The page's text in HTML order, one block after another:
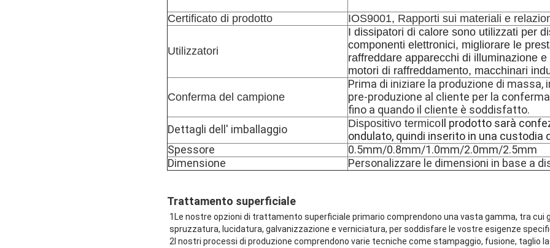
Certificato di prodotto IOS9001, Rapporti sui materiali e
Utilizzatori
I dissipatori di calore sono utilizzati per
componenti elettronici, migliorare le
raffreddare apparecchi di illuminazione
motori di raffreddamento, macchinari
Conferma del campione
Prima di iniziare la produzione di massa,
pre-produzione al cliente per la
fino a quando il cliente è soddisfatto.
Dettagli dell' imballaggio
Dispositivo termicoIl prodotto sarà
ondulato, quindi inserito in una custodia
Spessore
0.5mm/0.8mm/1.0mm/2.0mm/2.5mm
Dimensione
Personalizzare le dimensioni in base a
Trattamento superficiale
1Le nostre opzioni di trattamento superficiale primario comprendono una vasta gamma, tra cui
spruzzatura, lucidatura, galvanizzazione e verniciatura, per soddisfare le vostre esigenze
2I nostri processi di produzione comprendono varie tecniche come stampaggio, fusione, taglio